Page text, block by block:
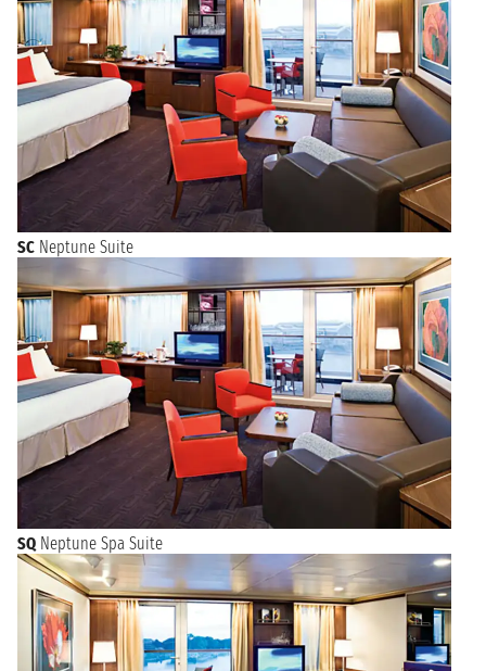
SC Neptune Suite
SQ Neptune Spa Suite